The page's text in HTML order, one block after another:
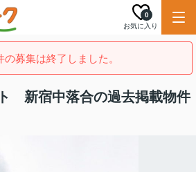
お気に入り
0
の募集は終了しました。
新宿中落合の過去掲載物件